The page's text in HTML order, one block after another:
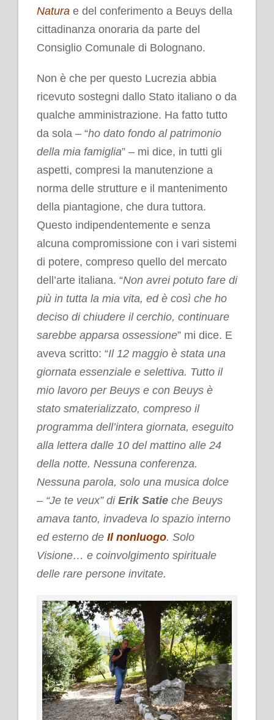
Natura e del conferimento a Beuys della
cittadinanza onoraria da parte del
Consiglio Comunale di Bolognano.
Non è che per questo Lucrezia abbia
ricevuto sostegni dallo Stato italiano o da
qualche amministrazione. Ha fatto tutto
da sola – “ho dato fondo al patrimonio
della mia famiglia” – mi dice, in tutti gli
aspetti, compresi la manutenzione a
norma delle strutture e il mantenimento
della piantagione, che dura tuttora.
Questo indipendentemente e senza
alcuna compromissione con i vari sistemi
di potere, compreso quello del mercato
dell’arte italiana. “Non avrei potuto fare di
più in tutta la mia vita, ed è così che ho
deciso di chiudere il cerchio, continuare
sarebbe apparsa ossessione” mi dice. E
aveva scritto: “Il 12 maggio è stata una
giornata essenziale e selettiva. Tutto il
mio lavoro per Beuys e con Beuys è
stato smaterializzato, compreso il
programma dell’intera giornata, eseguito
alla lettera dalle 10 del mattino alle 24
della notte. Nessuna conferenza.
Nessuna parola, solo una musica dolce
– “Je te veux” di Erik Satie che Beuys
amava tanto, invadeva lo spazio interno
ed esterno de Il nonluogo. Solo
Visione… e coinvolgimento spirituale
delle rare persone invitate.